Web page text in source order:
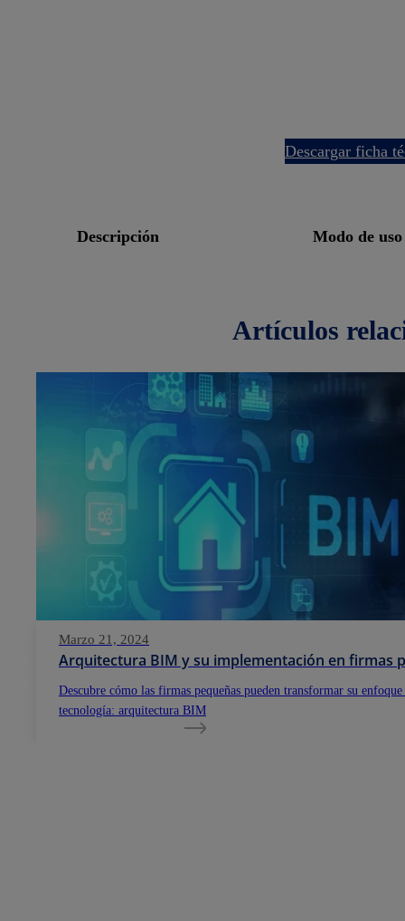
descargar ficha
descripción modo de uso
artículos
Marzo 21, 2024
Arquitectura BIM y su implementación en firmas
Descubre cómo las firmas pequeñas pueden transformar su
tecnología: arquitectura BIM